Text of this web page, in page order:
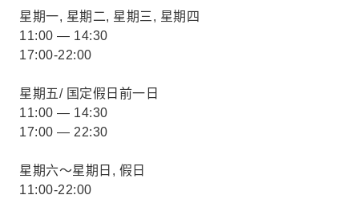
星期一, 星期二, 星期三, 星期四
11:00 — 14:30
17:00-22:00
星期五/ 国定假日前一日
11:00 — 14:30
17:00 — 22:30
星期六～星期日, 假日
11:00-22:00